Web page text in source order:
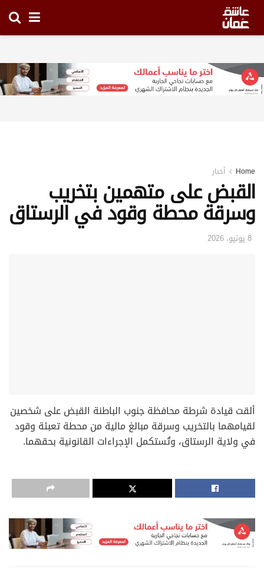
Home أخبار
القبض على متهمين بتخريب
وسرقة محطة وقود في الرستاق
8 يونيو، 2026
‏ألقت قيادة شرطة محافظة جنوب الباطنة القبض على شخصين
لقيامهما بالتخريب وسرقة مبالغ مالية من محطة تعبئة وقود
في ولاية الرستاق، وتُستكمل الإجراءات القانونية بحقهما.